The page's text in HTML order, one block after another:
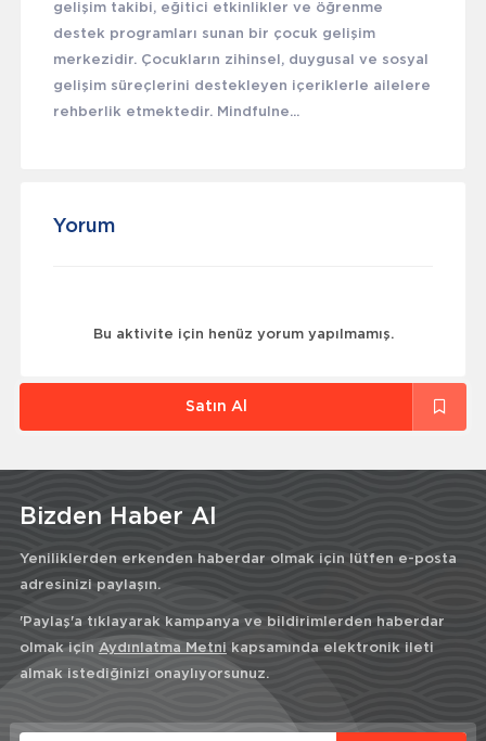
gelişim takibi, eğitici etkinlikler ve öğrenme
destek programları sunan bir çocuk gelişim
merkezidir. Çocukların zihinsel, duygusal ve sosyal
gelişim süreçlerini destekleyen içeriklerle ailelere
rehberlik etmektedir. Mindfulne...
Yorum
Bu aktivite için henüz yorum yapılmamış.
Satın Al
Bizden Haber Al
Yeniliklerden erkenden haberdar olmak için lütfen e-posta
adresinizi paylaşın.
'Paylaş'a tıklayarak kampanya ve bildirimlerden haberdar
olmak için Aydınlatma Metni kapsamında elektronik ileti
almak istediğinizi onaylıyorsunuz.